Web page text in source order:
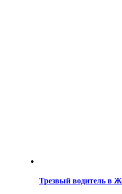
Трезвый водитель в